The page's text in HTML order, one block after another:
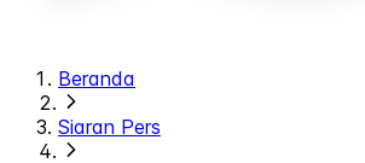
Beranda
Siaran Pers